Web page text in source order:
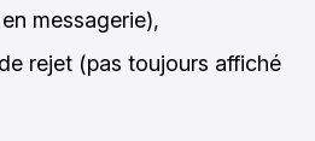
messagerie),
rejet (pas toujours affiché